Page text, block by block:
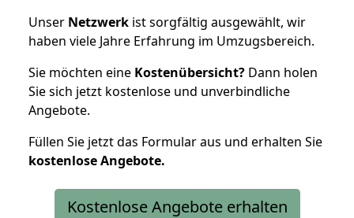
Unser Netzwerk ist sorgfältig ausgewählt, wir
haben viele Jahre Erfahrung im Umzugsbereich.
Sie möchten eine Kostenübersicht? Dann holen
Sie sich jetzt kostenlose und unverbindliche
Angebote.
Füllen Sie jetzt das Formular aus und erhalten Sie
kostenloseAngebote.
Kostenlose Angebote erhalten